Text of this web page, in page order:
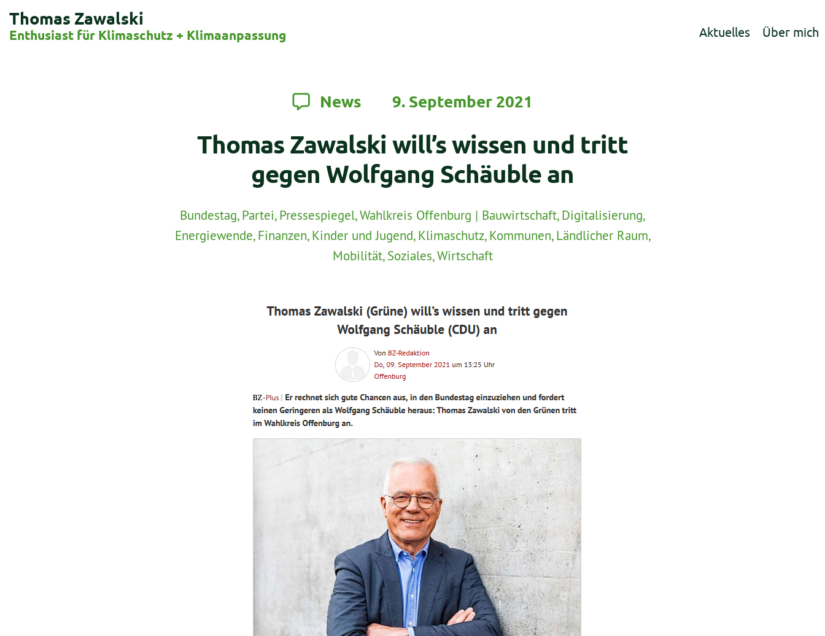
Thomas Zawalski
Enthusiast für Klimaschutz + Klimaanpassung Aktuelles Über mich
News 9. September 2021
Thomas Zawalski will’s wissen und tritt
gegen Wolfgang Schäuble an
Bundestag, Partei, Pressespiegel,Wahlkreis Offenburg Bauwirtschaft, Digitalisierung,
Energiewende, Finanzen, Kinder und Jugend, Klimaschutz, Kommunen, Ländlicher Raum,
Mobilität, Soziales,Wirtschaft